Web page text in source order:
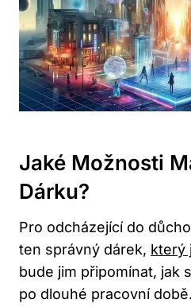
Jaké Možnosti
Dárku?
Pro odcházející do
ten správný dárek, který
bude jim připomínat, jak
po dlouhé pracovní